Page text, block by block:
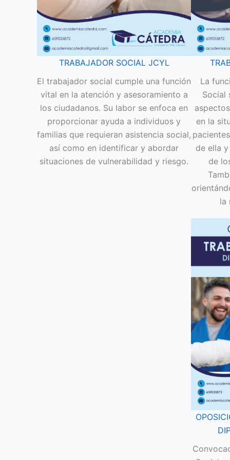
TRABAJADOR SOCIAL JCYL
El trabajador social cumple una función
vital en la atención y asesoramiento a
los ciudadanos. Su labor se enfoca en
proporcionar ayuda a individuos y
familias que requieran asistencia social,
así como en identificar y abordar
situaciones de vulnerabilidad y riesgo.
La
Social
en la
de ella
de
la